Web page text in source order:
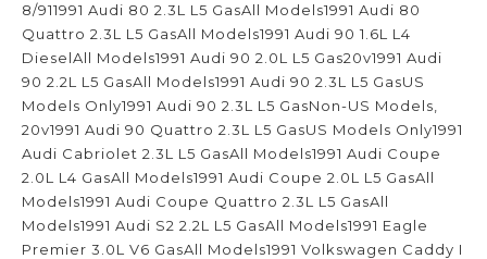
8/911991 Audi 80 2.3L L5 GasAll Models1991 Audi 80
Quattro 2.3L L5 GasAll Models1991 Audi 90 1.6L L4
DieselAll Models1991 Audi 90 2.0L L5 Gas20v1991 Audi
90 2.2L L5 GasAll Models1991 Audi 90 2.3L L5 GasUS
Models Only1991 Audi 90 2.3L L5 GasNon-US Models,
20v1991 Audi 90 Quattro 2.3L L5 GasUS Models Only1991
Audi Cabriolet 2.3L L5 GasAll Models1991 Audi Coupe
2.0L L4 GasAll Models1991 Audi Coupe 2.0L L5 GasAll
Models1991 Audi Coupe Quattro 2.3L L5 GasAll
Models1991 Audi S2 2.2L L5 GasAll Models1991 Eagle
Premier 3.0L V6 GasAll Models1991 Volkswagen Caddy I